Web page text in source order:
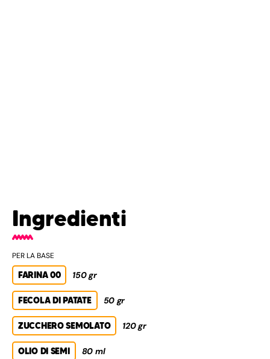
Ingredienti
PER LA BASE
FARINA 00 150 gr
FECOLA DI PATATE 50 gr
ZUCCHERO SEMOLATO 120 gr
OLIO DI SEMI 80 ml